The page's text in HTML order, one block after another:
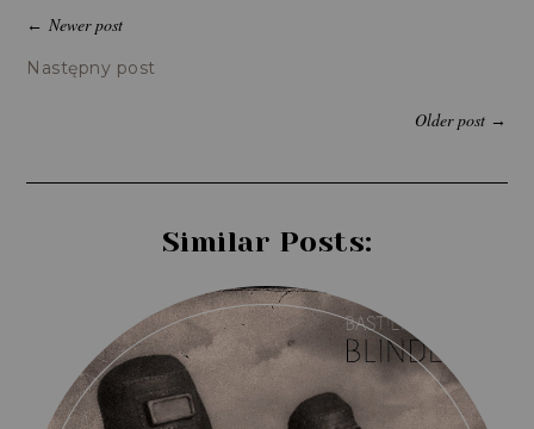
←Newer post
Następny post
Older post→
Similar Posts: